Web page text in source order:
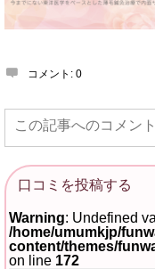
コメント: 0
この記事へのコメン
口コミを投稿する
Warning : Undefined
/home/umumkjp/
content/themes/
on line 172